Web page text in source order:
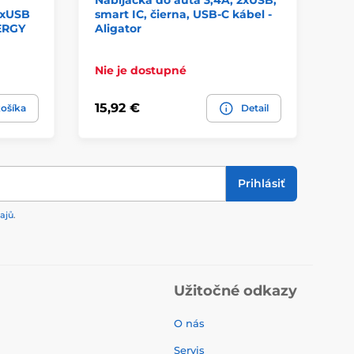
smart IC, čierna, USB-C kábel -
Aligator
Nie je dostupné
15,92 € Detail
Prihlásiť
.
Užitočné odkazy
O nás
Servis